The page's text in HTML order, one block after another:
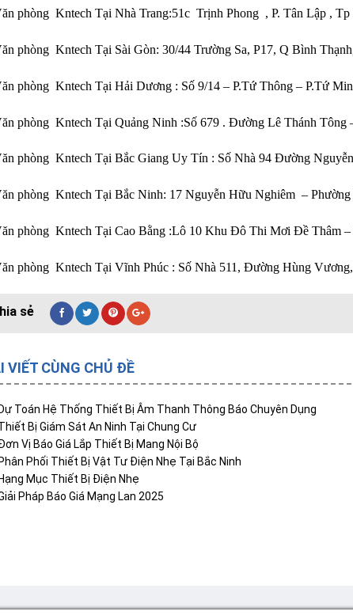
phòng Kntech Tại Nhà Trang:51c Trịnh Phong , P. Tân Lập , Tp
phòng Kntech Tại Sài Gòn: 30/44 Trường Sa, P17, Q Bình
phòng Kntech Tại Hải Dương : Số 9/14 – P.Tứ Thông – P.Tứ
phòng Kntech Tại Quảng Ninh :Số 679 . Đường Lê Thánh Tông
phòng Kntech Tại Bắc Giang Uy Tín : Số Nhà 94 Đường
phòng Kntech Tại Bắc Ninh: 17 Nguyễn Hữu Nghiêm –
phòng Kntech Tại Cao Bằng :Lô 10 Khu Đô Thi Mơi Đề Thâm –
phòng Kntech Tại Vĩnh Phúc : Số Nhà 511, Đường Hùng
VIẾT CÙNG CHỦ ĐỀ
Toán Hệ Thống Thiết Bị Âm Thanh Thông Báo Chuyên Dụng
Bị Giám Sát An Ninh Tại Chung Cư
Vị Báo Giá Lắp Thiết Bị Mang Nội Bộ
Phối Thiết Bị Vật Tư Điện Nhẹ Tại Bắc Ninh
Mục Thiết Bị Điện Nhẹ
Pháp Báo Giá Mạng Lan 2025